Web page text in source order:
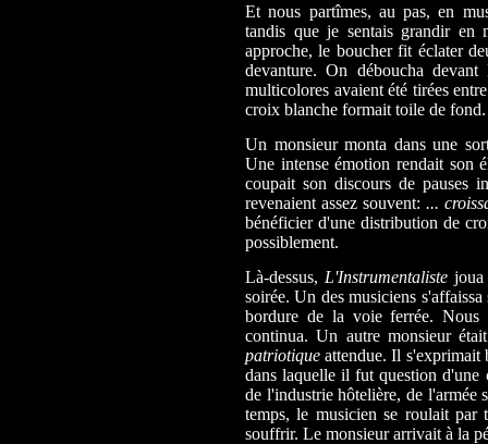
Et nous partîmes, au pas, en
tandis que je sentais grandir en
approche, le boucher fit éclater
devanture. On déboucha
multicolores avaient été tirées
croix blanche formait toile de fond.
Un monsieur monta dans une
Une intense émotion rendait son
coupait son discours de pauses
revenaient assez souvent: ...
bénéficier d'une distribution de
possiblement.
Là-dessus, L'Instrumentaliste
soirée. Un des musiciens
bordure de la voie ferrée.
continua. Un autre monsieur
patriotique attendue. Il s'exprimait
dans laquelle il fut question d'une
de l'industrie hôtelière, de l'armée
temps, le musicien se roulait
souffrir. Le monsieur arrivait à la